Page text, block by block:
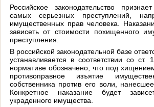
Российское законодательство
самых серьезных преступлений,
имущественных прав человека.
зависеть от стоимости похищенного
преступления.
В российской законодательной базе
устанавливается в соответствии со
нормативе обозначено, что под
противоправное изъятие
собственника против его воли,
Конкретное наказание будет
украденного имущества.